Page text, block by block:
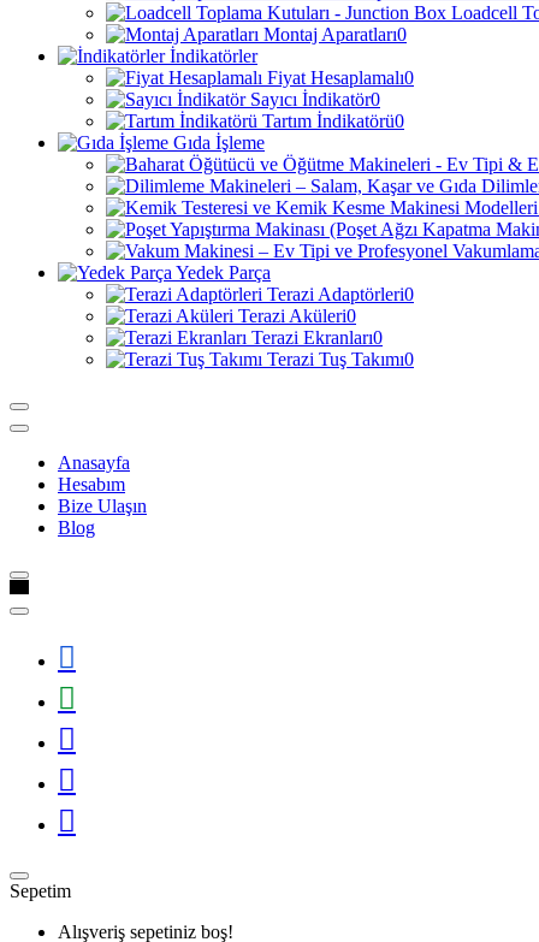
Loadcell
Montaj Aparatları0
İndikatörler
Fiyat Hesaplamalı0
Sayıcı İndikatör0
Tartım İndikatörü0
Gıda İşleme
Yedek Parça
Terazi Adaptörleri0
Terazi Aküleri0
Terazi Ekranları0
Terazi Tuş Takımı0
Anasayfa
Hesabım
Bize Ulaşın
Blog
Sepetim
Alışveriş sepetiniz boş!